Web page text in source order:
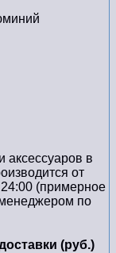
аксессуаров в
от
(примерное
по
(руб.)